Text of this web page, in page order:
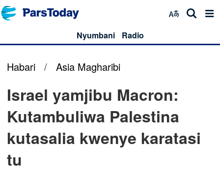
Nyumbani Radio
Habari / Asia Magharibi
Israel yamjibu Macron:
Kutambuliwa Palestina
kutasalia kwenye karatasi
tu